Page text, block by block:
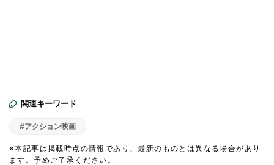
関連キーワード
#アクション映画
※本記事は掲載時点の情報であり、最新のものとは異なる場合があり
ます。予めご了承ください。